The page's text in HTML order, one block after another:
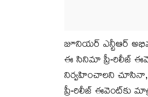
జూనియర్‌ ఎన్టీఆర్‌
ఈ సినిమా ప్రీ-రిలీజ్‌
నిర్వహించాలని చూసినా,
ప్రీ-రిలీజ్‌ ఈవెంట్‌కు